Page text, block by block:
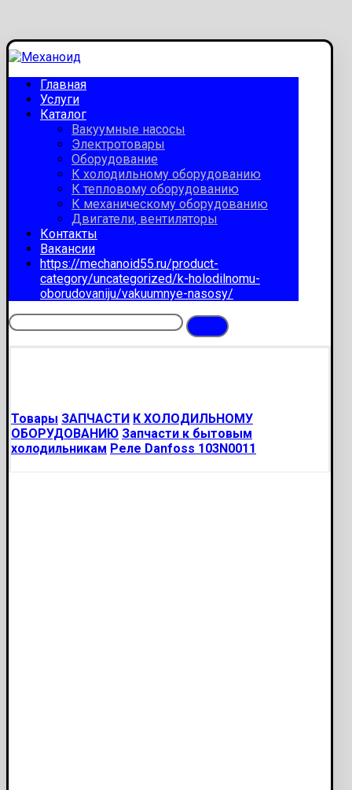
Главная
Услуги
Каталог
Вакуумные насосы
Электротовары
Оборудование
К холодильному оборудованию
К тепловому оборудованию
К механическому оборудованию
Двигатели, вентиляторы
Контакты
Вакансии
https://mechanoid55.ru/product-
category/uncategorized/k-holodilnomu-
oborudovaniju/vakuumnye-nasosy/
Товары ЗАПЧАСТИ К ХОЛОДИЛЬНОМУ
ОБОРУДОВАНИЮ Запчасти к бытовым
холодильникам Реле Danfoss 103N0011